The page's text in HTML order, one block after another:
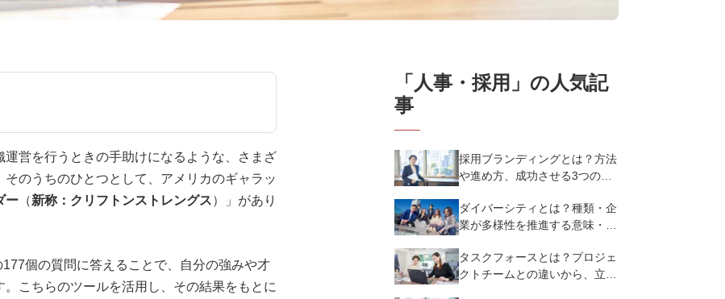
営を行うときの手助けになるような、さまざ
のうちのひとつとして、アメリカのギャラッ
ー （新称：クリフトンストレングス）」があり
個の質問に答えることで、自分の強みや才
こちらのツールを活用し、その結果をもとに
「人事・採用 」の人気記
事
採用ブランディングとは？方法
や進め方、成功させる3つのポ
ダイバーシティとは？種類・企
業が多様性を推進する意味・メ
タスクフォースとは？プロジェ
クトチームとの違いから、立ち